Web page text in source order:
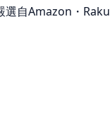
選自Amazon・